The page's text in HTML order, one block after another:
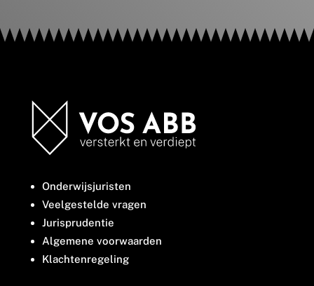
Onderwijsjuristen
Veelgestelde vragen
Jurisprudentie
Algemene voorwaarden
Klachtenregeling